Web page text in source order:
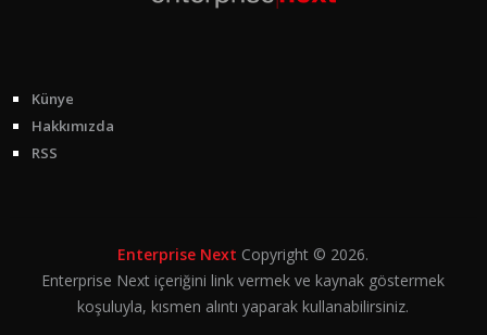
Künye
Hakkımızda
RSS
Enterprise Next Copyright © 2026.
Enterprise Next içeriğini link vermek ve kaynak göstermek
koşuluyla, kısmen alıntı yaparak kullanabilirsiniz.